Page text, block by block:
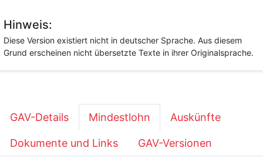
Hinweis:
Diese Version existiert nicht in deutscher Sprache. Aus diesem
Grund erscheinen nicht übersetzte Texte in ihrer Originalsprache.
GAV-Details Mindestlohn Auskünfte
Dokumente und Links GAV-Versionen